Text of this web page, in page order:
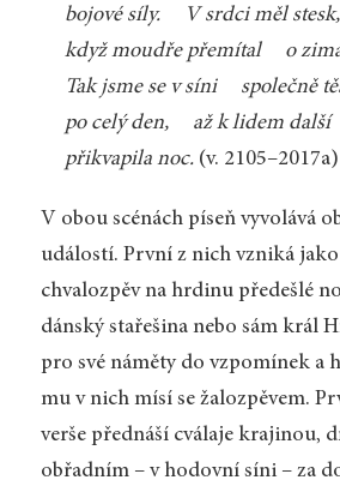
bojové síly. V srdci měl stesk,
když moudře přemítal o
Tak jsme se v síni společně
po celý den, až k lidem další
přikvapila noc.(v. 2105–2017a)
V obou scénách píseň vyvolává
událostí. První z nich vzniká
chvalozpěv na hrdinu předešlé
dánský stařešina nebo sám král
pro své náměty do vzpomínek a
mu v nich mísí se žalozpěvem.
verše přednáší cválaje krajinou,
obřadním – v hodovní síni – za